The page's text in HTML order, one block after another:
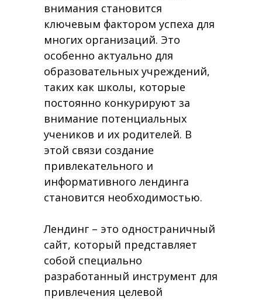
внимания становится
ключевым фактором успеха для
многих организаций. Это
особенно актуально для
образовательных учреждений,
таких как школы, которые
постоянно конкурируют за
внимание потенциальных
учеников и их родителей. В
этой связи создание
привлекательного и
информативного лендинга
становится необходимостью.
Лендинг – это одностраничный
сайт, который представляет
собой специально
разработанный инструмент для
привлечения целевой